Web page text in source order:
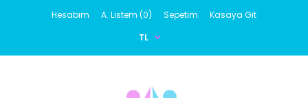
Hesabım A. Listem (0) Sepetim
Kasaya Git
TL